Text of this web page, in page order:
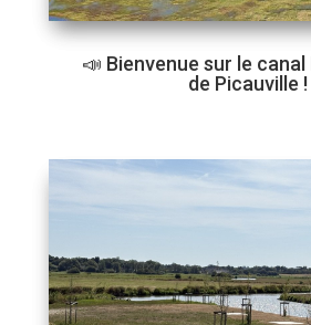
📣 Bienvenue sur le
de Picauville !